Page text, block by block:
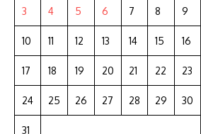
3 4 5 6 7 8 9
10 11 12 13 14 15 16
17 18 19 20 21 22 23
24 25 26 27 28 29 30
31